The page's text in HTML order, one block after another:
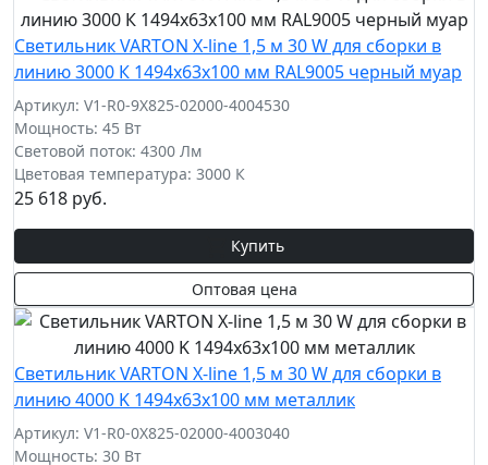
Cветильник VARTON X-line 1,5 м 30 W для сборки в
линию 3000 К 1494x63x100 мм RAL9005 черный муар
Артикул: V1-R0-9X825-02000-4004530
Мощность: 45 Вт
Световой поток: 4300 Лм
Цветовая температура: 3000 К
25 618 руб.
Купить
Оптовая цена
Cветильник VARTON X-line 1,5 м 30 W для сборки в
линию 4000 K 1494x63x100 мм металлик
Артикул: V1-R0-0X825-02000-4003040
Мощность: 30 Вт